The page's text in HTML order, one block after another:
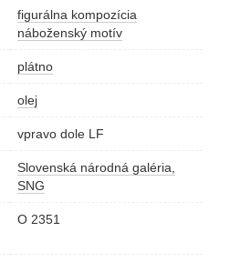
figurálna kompozícia
náboženský motív
plátno
olej
vpravo dole LF
Slovenská národná galéria,
SNG
O 2351